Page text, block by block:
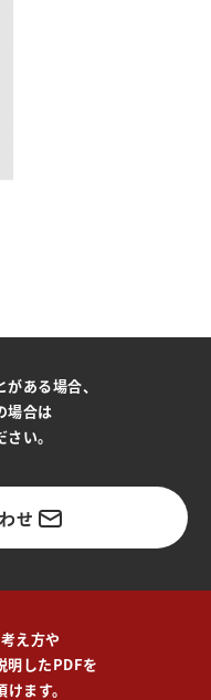
ある場合、
場合は
い。
せ
え方や
明したPDFを
ます。